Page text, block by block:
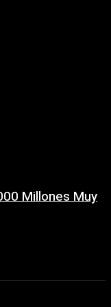
Millones Muy